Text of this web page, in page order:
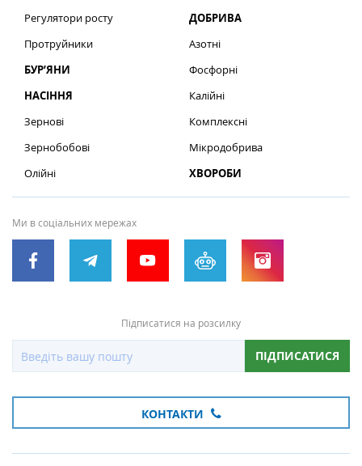
Регулятори росту
Протруйники
БУР’ЯНИ
НАСІННЯ
Зернові
Зернобобові
Олійні
ДОБРИВА
Азотні
Фосфорні
Калійні
Комплексні
Мікродобрива
ХВОРОБИ
Ми в соціальних мережах
Підписатися на розсилку
ПІДПИСАТИСЯ
КОНТАКТИ